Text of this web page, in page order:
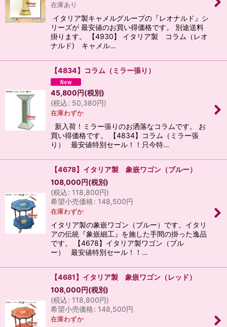
在庫あり
イタリア製キャメルグループの『レオナルド』シ
リーズが 最安値のお買い得価格です。 別途送料
掛ります。 【4930】 イタリア製 コラム（レオ
ナルド) キャメル…
【4834】コラム（ミラー張り）
45,800円(税別)
(税込: 50,380円)
在庫わずか
新入荷！ミラー張りのお洒落なコラムです。 お
買い得価格です。 【4834】コラム（ミラー張
り） 最安値特別セール！！只今特…
【4678】イタリア製 象嵌ワゴン（ブルー）
108,000円(税別)
(税込: 118,800円)
希望小売価格: 148,500円
在庫わずか
イタリア製の象嵌ワゴン（ブルー）です。イタリ
アの伝統『象嵌細工』を施した手間の掛った逸品
です。 【4678】イタリア製ワゴン（ブル
ー） 最安値特別セール！！…
【4681】イタリア製 象嵌ワゴン（レッド）
108,000円(税別)
(税込: 118,800円)
希望小売価格: 148,500円
在庫わずか